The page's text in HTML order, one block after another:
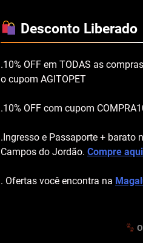
Desconto Liberado
.10% OFF em TODAS as
o cupom AGITOPET
.10% OFF com cupom
.Ingresso e Passaporte + barato
Campos do Jordão. Compre
. Ofertas você encontra na